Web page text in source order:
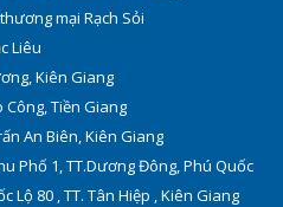
mại Rạch Sỏi
Liêu
Kiên Giang
Công, Tiền Giang
An Biên, Kiên Giang
Phố 1, TT.Dương Đông, Phú Quốc
Lộ 80 , TT. Tân Hiệp , Kiên Giang